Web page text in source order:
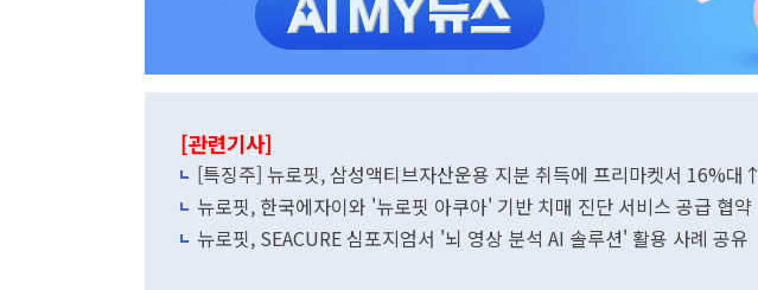
[관련기사]
[특징주] 뉴로핏, 삼성액티브자산운용 지분 취득에 프리마켓서 16%대↑
뉴로핏, 한국에자이와 '뉴로핏 아쿠아' 기반 치매 진단 서비스 공급 협약
뉴로핏, SEACURE 심포지엄서 '뇌 영상 분석 AI 솔루션' 활용 사례 공유